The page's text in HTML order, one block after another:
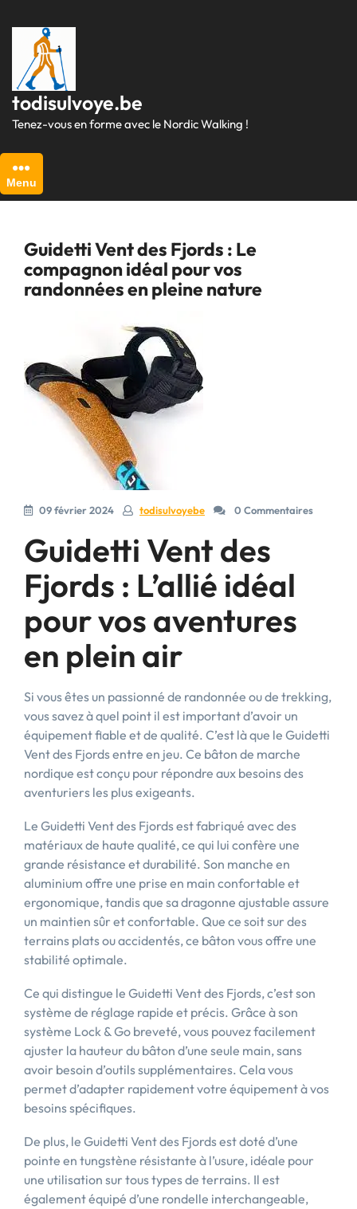
au
contenu
todisulvoye.be
Tenez-vous en forme avec le Nordic Walking !
Menu
Guidetti Vent des Fjords : Le
compagnon idéal pour vos
randonnées en pleine nature
09 février 2024 todisulvoyebe 0 Commentaires
Guidetti Vent des
Fjords : L’allié idéal
pour vos aventures
en plein air
Si vous êtes un passionné de randonnée ou de trekking,
vous savez à quel point il est important d’avoir un
équipement fiable et de qualité. C’est là que le Guidetti
Vent des Fjords entre en jeu. Ce bâton de marche
nordique est conçu pour répondre aux besoins des
aventuriers les plus exigeants.
Le Guidetti Vent des Fjords est fabriqué avec des
matériaux de haute qualité, ce qui lui confère une
grande résistance et durabilité. Son manche en
aluminium offre une prise en main confortable et
ergonomique, tandis que sa dragonne ajustable assure
un maintien sûr et confortable. Que ce soit sur des
terrains plats ou accidentés, ce bâton vous offre une
stabilité optimale.
Ce qui distingue le Guidetti Vent des Fjords, c’est son
système de réglage rapide et précis. Grâce à son
système Lock & Go breveté, vous pouvez facilement
ajuster la hauteur du bâton d’une seule main, sans
avoir besoin d’outils supplémentaires. Cela vous
permet d’adapter rapidement votre équipement à vos
besoins spécifiques.
De plus, le Guidetti Vent des Fjords est doté d’une
pointe en tungstène résistante à l’usure, idéale pour
une utilisation sur tous types de terrains. Il est
également équipé d’une rondelle interchangeable,